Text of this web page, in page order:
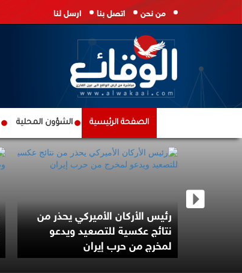
من نحن اتصل بنا ارسل لنا
الصفحة الرئيسية الشؤون المحلية
رئيس الأركان الأميركي يحذر من
نتائج عكسية للتصعيد ويدعو
لمخرج من حرب إيران